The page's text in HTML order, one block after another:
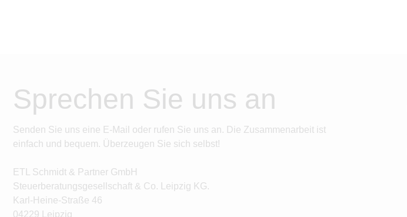
Sprechen Sie uns an
Senden Sie uns eine E-Mail oder rufen Sie uns an. Die Zusammenarbeit ist
einfach und bequem. Überzeugen Sie sich selbst!
ETL Schmidt & Partner GmbH
Steuerberatungsgesellschaft & Co. Leipzig KG.
Karl-Heine-Straße 46
04229 Leipzig